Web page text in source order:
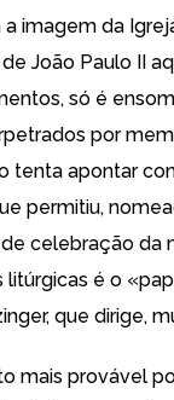
a imagem da
João Paulo II
só é
por
tenta apontar
permitiu,
celebração da
litúrgicas é o
que dirige,
mais provável